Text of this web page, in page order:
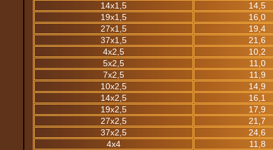
14х1,5
14,5
19х1,5
16,0
27х1,5
19,4
37х1,5
21,6
4х2,5
10,2
5х2,5
11,0
7х2,5
11,9
10х2,5
14,9
14х2,5
16,1
19х2,5
17,9
27х2,5
21,7
37х2,5
24,6
4х4
11,8